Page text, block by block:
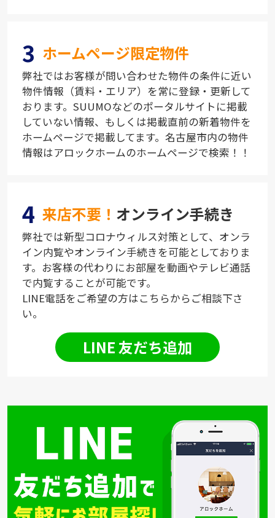
3 ホームページ限定物件
弊社ではお客様が問い合わせた物件の条件に近い
物件情報（賃料・エリア）を常に登録・更新して
おります。SUUMOなどのポータルサイトに掲載
していない情報、もしくは掲載直前の新着物件を
ホームページで掲載してます。名古屋市内の物件
情報はアロックホームのホームページで検索！！
4 来店不要！ オンライン手続き
弊社では新型コロナウィルス対策として、オンラ
イン内覧やオンライン手続きを可能としておりま
す。お客様の代わりにお部屋を動画やテレビ通話
で内覧することが可能です。
LINE電話をご希望の方はこちらからご相談下さ
い。
LINE 友だち追加